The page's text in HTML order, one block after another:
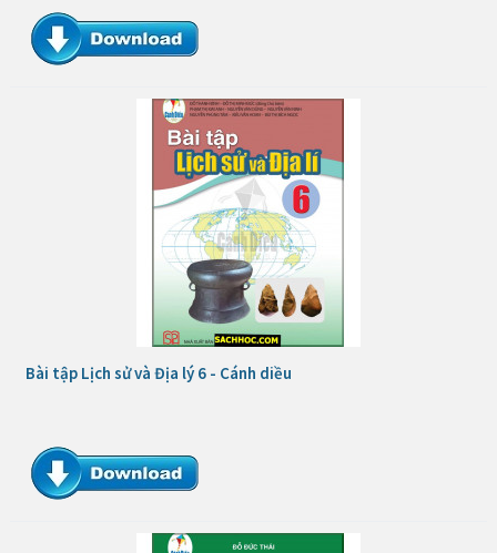
Bài tập Lịch sử và Địa lý 6 - Cánh diều